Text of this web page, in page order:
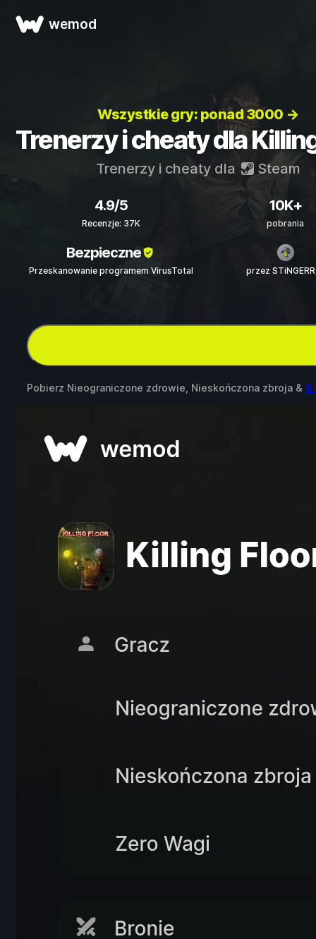
wemod
Wszystkie gry: ponad 3000 →
Trenerzy i cheaty dla
Trenerzy i cheaty dla Steam
4.9/5
Recenzje: 37K
10K+
pobrania
Bezpieczne
Przeskanowanie programem VirusTotal przez
Pobierz Nieograniczone zdrowie, Nieskończona zbroja & 9